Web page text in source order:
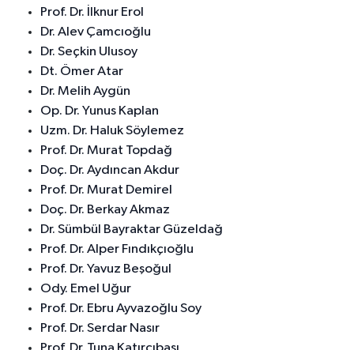
Prof. Dr. İlknur Erol
Dr. Alev Çamcıoğlu
Dr. Seçkin Ulusoy
Dt. Ömer Atar
Dr. Melih Aygün
Op. Dr. Yunus Kaplan
Uzm. Dr. Haluk Söylemez
Prof. Dr. Murat Topdağ
Doç. Dr. Aydıncan Akdur
Prof. Dr. Murat Demirel
Doç. Dr. Berkay Akmaz
Dr. Sümbül Bayraktar Güzeldağ
Prof. Dr. Alper Fındıkçıoğlu
Prof. Dr. Yavuz Beşoğul
Ody. Emel Uğur
Prof. Dr. Ebru Ayvazoğlu Soy
Prof. Dr. Serdar Nasır